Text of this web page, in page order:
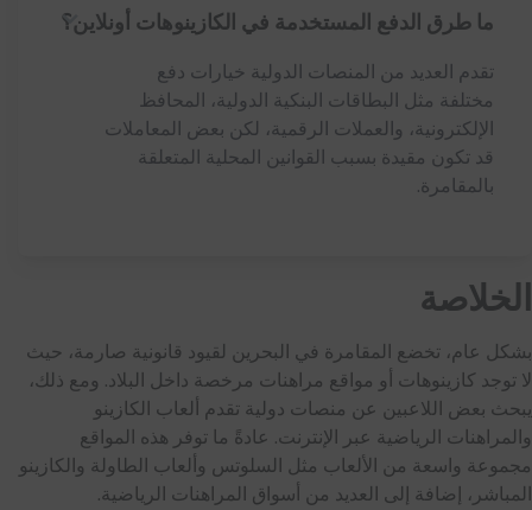
ما طرق الدفع المستخدمة في الكازينوهات أونلاين؟
تقدم العديد من المنصات الدولية خيارات دفع
مختلفة مثل البطاقات البنكية الدولية، المحافظ
الإلكترونية، والعملات الرقمية، لكن بعض المعاملات
قد تكون مقيدة بسبب القوانين المحلية المتعلقة
بالمقامرة.
الخلاصة
بشكل عام، تخضع المقامرة في البحرين لقيود قانونية صارمة، حيث
لا توجد كازينوهات أو مواقع مراهنات مرخصة داخل البلاد. ومع ذلك،
يبحث بعض اللاعبين عن منصات دولية تقدم ألعاب الكازينو
والمراهنات الرياضية عبر الإنترنت. عادةً ما توفر هذه المواقع
مجموعة واسعة من الألعاب مثل السلوتس وألعاب الطاولة والكازينو
المباشر، إضافة إلى العديد من أسواق المراهنات الرياضية.